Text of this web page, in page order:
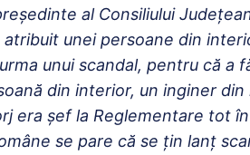
al Consiliului
unei persoane din
unui scandal, pentru că a
din interior, un inginer
era șef la Reglementare tot
se pare că se țin lanț